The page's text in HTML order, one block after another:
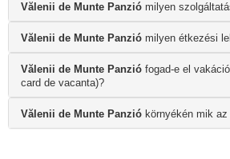
Vălenii de Munte Panzió milyen
Vălenii de Munte Panzió milyen étkezési
Vălenii de Munte Panzió fogad-e el
card de vacanta)?
Vălenii de Munte Panzió környékén mik